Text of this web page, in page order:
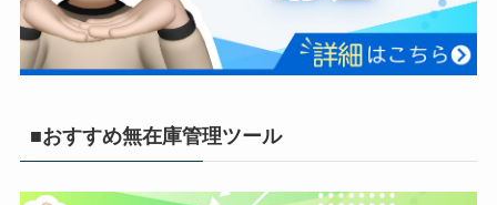
■おすすめ無在庫管理ツール